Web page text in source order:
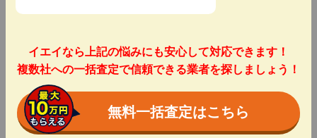
イエイなら上記の悩みにも安心して対応できます！
複数社への一括査定で信頼できる業者を探しましょう！
無料一括査定はこちら